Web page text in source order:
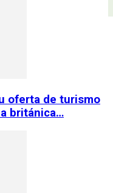
oferta de turismo
británica…